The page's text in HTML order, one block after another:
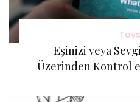
Eşinizi veya
Üzerinden Kontrol